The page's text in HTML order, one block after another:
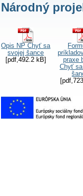
Národný
Opis NP Chyť sa
svojej šance
[pdf,492.2 kB]
praxe
Chyť